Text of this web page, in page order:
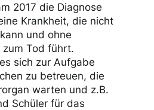
2017 die Diagnose
Krankheit, die nicht
und ohne
Tod führt.
sich zur Aufgabe
zu betreuen, die
warten und z.B.
Schüler für das